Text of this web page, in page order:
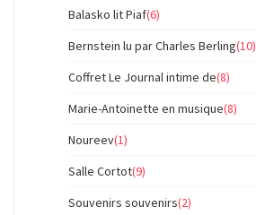
Balasko lit Piaf(6)
Bernstein lu par Charles Berling(10)
Coffret Le Journal intime de(8)
Marie-Antoinette en musique(8)
Noureev(1)
Salle Cortot(9)
Souvenirs souvenirs(2)